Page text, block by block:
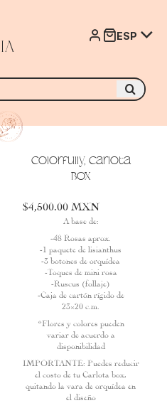
ESP
Colorfully, Carlota
Box
$ 4,500.00MXN
A base de:
-48 Rosas aprox.
-1 paquete de lisianthus
-3 botones de orquídea
-Toques de mini rosa
-Ruscus (follaje)
-Caja de cartón rígido de
23×20 c.m.
*Flores y colores pueden
variar de acuerdo a
disponibilidad
IMPORTANTE: Puedes reducir
el costo de tu Carlota box,
quitando la vara de orquídea en
el diseño